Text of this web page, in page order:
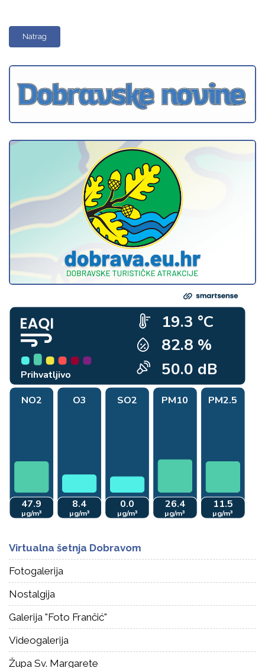
Natrag
Virtualna šetnja Dobravom
Fotogalerija
Nostalgija
Galerija "Foto Frančić"
Videogalerija
Župa Sv. Margarete